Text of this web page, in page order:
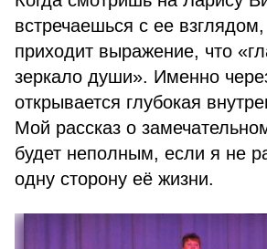
встречаешься с ее
приходит выражение, что
зеркало души». Именно
открывается глубокая
Мой рассказ о
будет неполным, если я не
одну сторону её жизни.